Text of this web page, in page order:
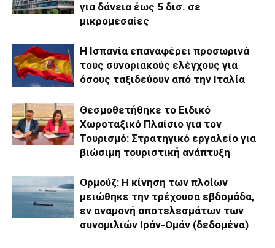
για δάνεια έως 5 δισ. σε
μικρομεσαίες
Η Ισπανία επαναφέρει προσωρινά
τους συνοριακούς ελέγχους για
όσους ταξιδεύουν από την Ιταλία
Θεσμοθετήθηκε το Ειδικό
Χωροταξικό Πλαίσιο για τον
Τουρισμό: Στρατηγικό εργαλείο για
βιώσιμη τουριστική ανάπτυξη
Ορμούζ: Η κίνηση των πλοίων
μειώθηκε την τρέχουσα εβδομάδα,
εν αναμονή αποτελεσμάτων των
συνομιλιών Ιράν-Ομάν (δεδομένα)